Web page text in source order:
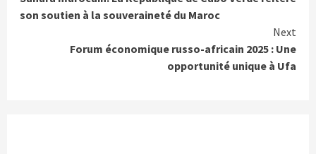
Reading
son soutien à la souveraineté du Maroc
Next
Forum économique russo-africain 2025 : Une
opportunité unique à Ufa